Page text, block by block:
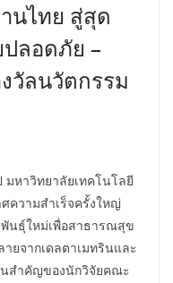
นไทย สู่สุด
ลอดภัย –
วัลนวัตกรรม
มหาวิทยาลัยเทคโนโลยี
ความสำเร็จครั้งใหญ่
นธุ์ใหม่เพื่อสาธารณสุข
ยจากเดลตาเมทรินและ
นสำคัญของนักวิจัยคณะ